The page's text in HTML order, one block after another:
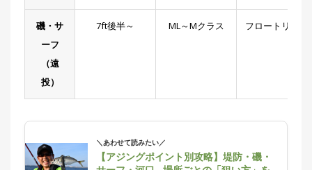
磯・サ
ーフ
（遠
投）
7ft後半～ ML～Mクラス フロートリグ等
＼あわせて読みたい／
【アジングポイント別攻略】堤防・磯・